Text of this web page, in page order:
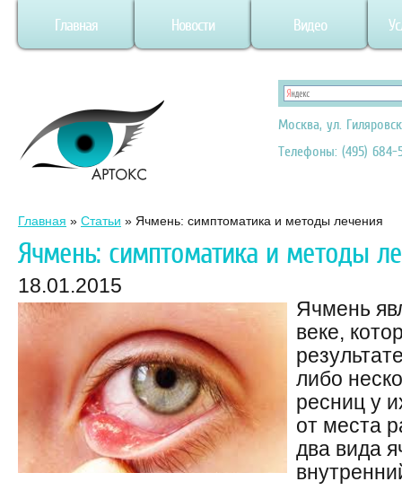
Главная Новости Видео
Москва, ул.
Телефоны: (495) 684-
Главная » Статьи » Ячмень: симптоматика и методы лечения
Ячмень: симптоматика и методы
18.01.2015
Ячмень
веке,
либо
ресниц у
от места
два вида